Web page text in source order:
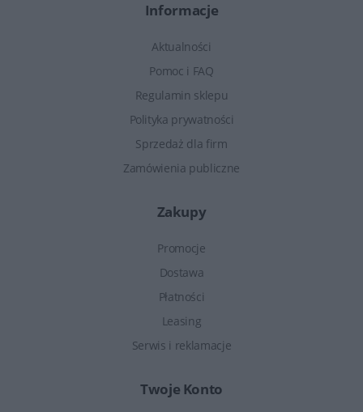
Informacje
Aktualności
Pomoc i FAQ
Regulamin sklepu
Polityka prywatności
Sprzedaż dla firm
Zamówienia publiczne
Zakupy
Promocje
Dostawa
Płatności
Leasing
Serwis i reklamacje
Twoje Konto